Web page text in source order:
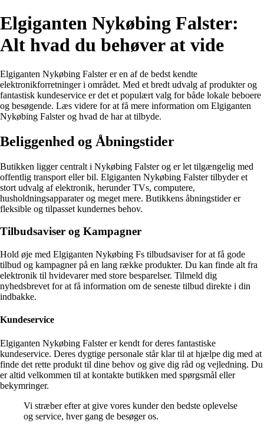
Elgiganten Nykøbing Falster:
Alt hvad du behøver at vide
Elgiganten Nykøbing Falster er en af de bedst kendte
elektronikforretninger i området. Med et bredt udvalg af produkter og
fantastisk kundeservice er det et populært valg for både lokale beboere
og besøgende. Læs videre for at få mere information om Elgiganten
Nykøbing Falster og hvad de har at tilbyde.
Beliggenhed og Åbningstider
Butikken ligger centralt i Nykøbing Falster og er let tilgængelig med
offentlig transport eller bil. Elgiganten Nykøbing Falster tilbyder et
stort udvalg af elektronik, herunder TVs, computere,
husholdningsapparater og meget mere. Butikkens åbningstider er
fleksible og tilpasset kundernes behov.
Tilbudsaviser og Kampagner
Hold øje med Elgiganten Nykøbing Fs tilbudsaviser for at få gode
tilbud og kampagner på en lang række produkter. Du kan finde alt fra
elektronik til hvidevarer med store besparelser. Tilmeld dig
nyhedsbrevet for at få information om de seneste tilbud direkte i din
indbakke.
Kundeservice
Elgiganten Nykøbing Falster er kendt for deres fantastiske
kundeservice. Deres dygtige personale står klar til at hjælpe dig med at
finde det rette produkt til dine behov og give dig råd og vejledning. Du
er altid velkommen til at kontakte butikken med spørgsmål eller
bekymringer.
Vi stræber efter at give vores kunder den bedste oplevelse
og service, hver gang de besøger os.